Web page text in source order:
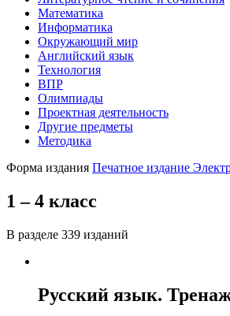
Математика
Информатика
Окружающий мир
Английский язык
Технология
ВПР
Олимпиады
Проектная деятельность
Другие предметы
Методика
Форма издания Печатное издание
1 – 4 класс
В разделе 339 изданий
Русский язык.